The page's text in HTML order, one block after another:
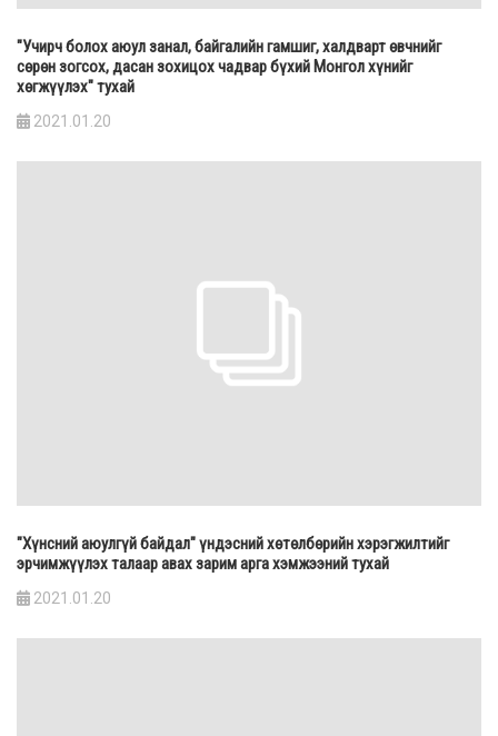
"Учирч болох аюул занал, байгалийн гамшиг, халдварт өвчнийг
сөрөн зогсох, дасан зохицох чадвар бүхий Монгол хүнийг
хөгжүүлэх" тухай
2021.01.20
"Хүнсний аюулгүй байдал" үндэсний хөтөлбөрийн хэрэгжилтийг
эрчимжүүлэх талаар авах зарим арга хэмжээний тухай
2021.01.20